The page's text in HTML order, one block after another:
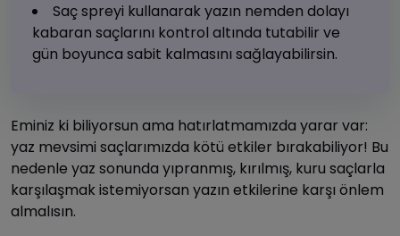
Saç spreyi kullanarak yazın nemden dolayı
kabaran saçlarını kontrol altında tutabilir ve
gün boyunca sabit kalmasını sağlayabilirsin.
Eminiz ki biliyorsun ama hatırlatmamızda yarar var:
yaz mevsimi saçlarımızda kötü etkiler bırakabiliyor! Bu
nedenle yaz sonunda yıpranmış, kırılmış, kuru saçlarla
karşılaşmak istemiyorsan yazın etkilerine karşı önlem
almalısın.